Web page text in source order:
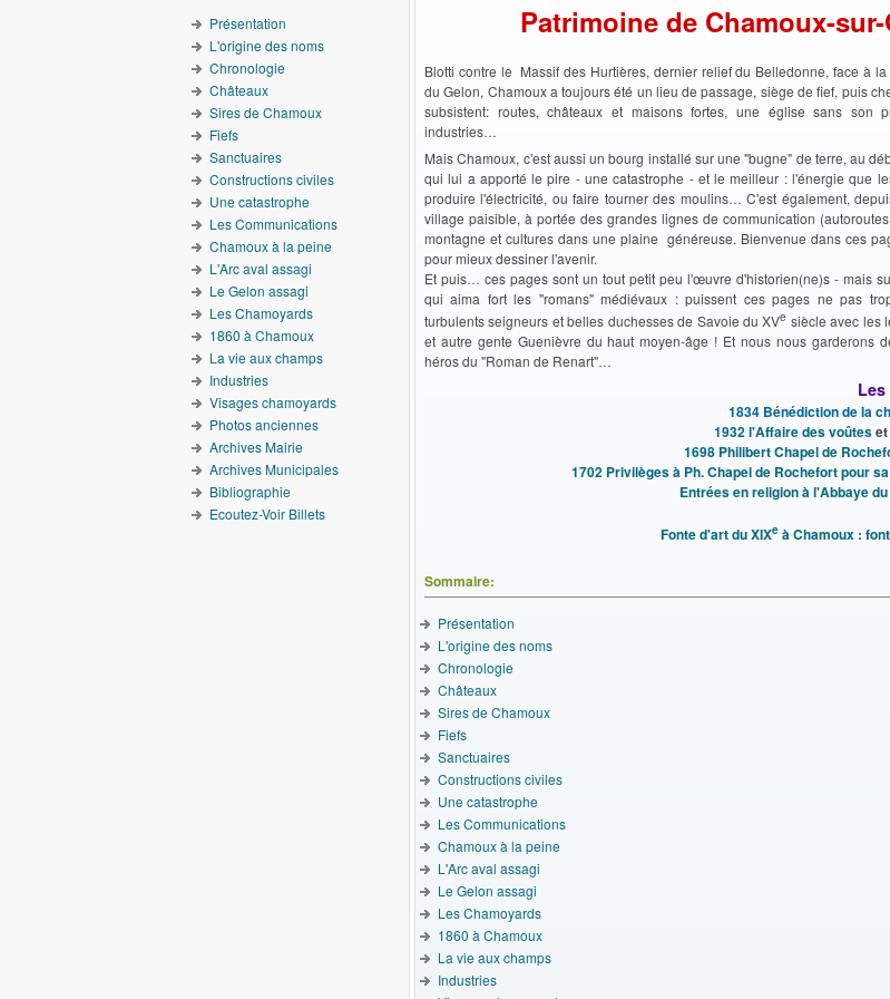
Patrimoine de Chamoux-
Blotti contre le Massif des Hurtières, dernier relief du Belledonne, face à
du Gelon, Chamoux a toujours été un lieu de passage, siège de fief, puis
subsistent: routes, châteaux et maisons fortes, une église sans son
industries…
Mais Chamoux, c'est aussi un bourg installé sur une "bugne" de terre, au
qui lui a apporté le pire - une catastrophe - et le meilleur : l'énergie que
produire l'électricité, ou faire tourner des moulins… C'est également,
village paisible, à portée des grandes lignes de communication
montagne et cultures dans une plaine généreuse. Bienvenue dans ces
pour mieux dessiner l'avenir.
Et puis… ces pages sont un tout petit peu l'œuvre d'historien(ne)s - mais
qui aima fort les "romans" médiévaux : puissent ces pages ne pas
turbulents seigneurs et belles duchesses de Savoie du XVe siècle avec les
et autre gente Guenièvre du haut moyen-âge ! Et nous nous garderons
héros du "Roman de Renart"…
1834 Bénédiction de la
1932 l'Affaire des voûteset
1698 Philibert Chapel de
1702 Privilèges à Ph. Chapel de Rochefort pour
Entrées en religion à l'Abbaye
Fonte d'art du XIXe à Chamoux :
Sommaire:
Présentation
L'origine des noms
Chronologie
Châteaux
Sires de Chamoux
Fiefs
Sanctuaires
Constructions civiles
Une catastrophe
Les Communications
Chamoux à la peine
L'Arc aval assagi
Le Gelon assagi
Les Chamoyards
1860 à Chamoux
La vie aux champs
Industries
Présentation
L'origine des noms
Chronologie
Châteaux
Sires de Chamoux
Fiefs
Sanctuaires
Constructions civiles
Une catastrophe
Les Communications
Chamoux à la peine
L'Arc aval assagi
Le Gelon assagi
Les Chamoyards
1860 à Chamoux
La vie aux champs
Industries
Visages chamoyards
Photos anciennes
Archives Mairie
Archives Municipales
Bibliographie
Ecoutez-Voir Billets